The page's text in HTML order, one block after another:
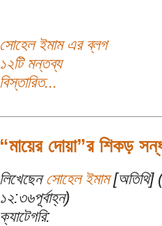
সোহেল ইমাম এর ব্লগ
১২টি মন্তব্য
বিস্তারিত...
“মায়ের দোয়া”র শিকড়
লিখেছেন সোহেল ইমাম[অতিথি]
১২:৩৬পূর্বাহ্ন)
ক্যাটেগরি: